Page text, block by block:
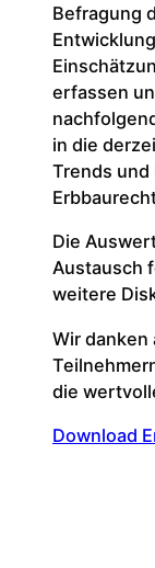
Befragung
erfassen
in die
Trends
Die
Austausch
weitere
Wir danken
die
Download